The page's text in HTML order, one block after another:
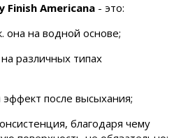
Finish Americana - это:
она на водной основе;
различных типах
после высыхания;
благодаря чему